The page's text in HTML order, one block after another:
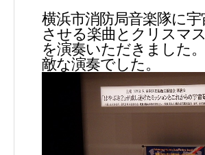
横浜市消防局音楽隊に
させる楽曲とクリスマ
を演奏いただきました
敵な演奏でした。